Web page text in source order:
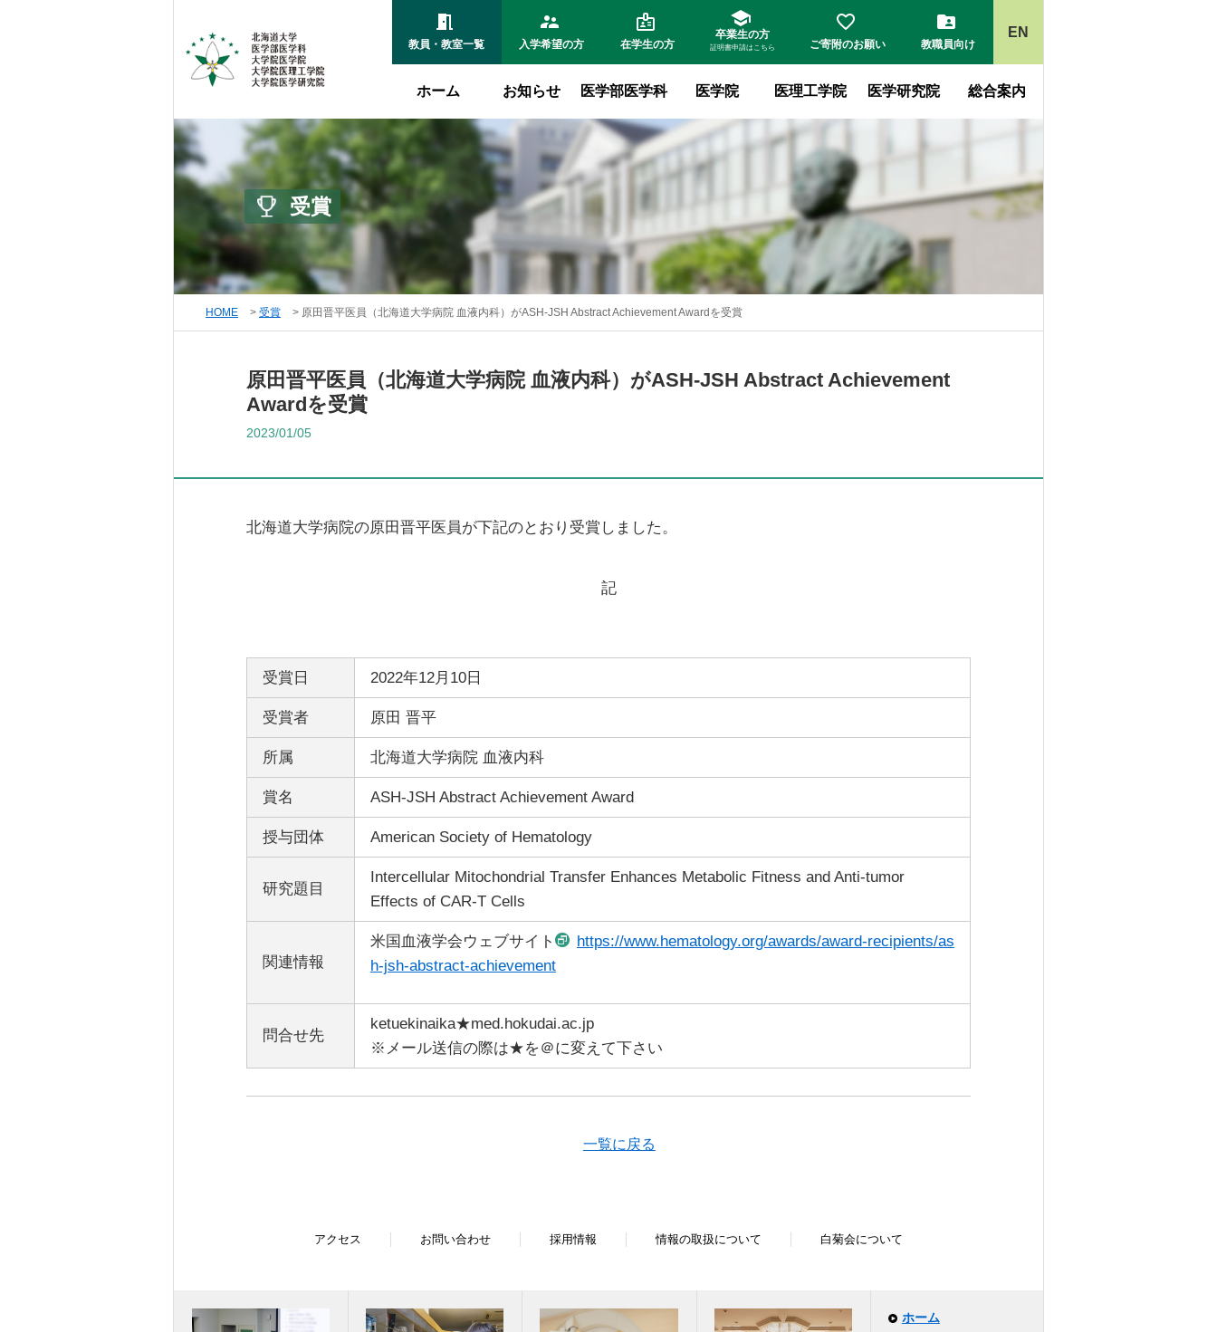
教員・教室一覧 入学希望の方 在学生の方
卒業生の方
証明書申請はこちら ご寄附のお願い 教職員向け
EN
ホーム お知らせ 医学部医学科 医学院 医理工学院 医学研究院 総合案内
受賞
HOME 受賞 原田晋平医員（北海道大学病院 血液内科）がASH-JSH Abstract Achievement Awardを受賞
原田晋平医員（北海道大学病院 血液内科）がASH-JSH Abstract Achievement
Awardを受賞
2023/01/05
北海道大学病院の原田晋平医員が下記のとおり受賞しました。
記
受賞日 2022年12月10日
受賞者 原田 晋平
所属 北海道大学病院 血液内科
賞名 ASH-JSH Abstract Achievement Award
授与団体 American Society of Hematology
研究題目
Intercellular Mitochondrial Transfer Enhances Metabolic Fitness and Anti-tumor
Effects of CAR-T Cells
関連情報
米国血液学会ウェブサイト
https://www.hematology.org/awards/award-recipients/as
h-jsh-abstract-achievement
問合せ先
ketuekinaika★med.hokudai.ac.jp
※メール送信の際は★を＠に変えて下さい
一覧に戻る
アクセス お問い合わせ 採用情報 情報の取扱について 白菊会について
ホーム